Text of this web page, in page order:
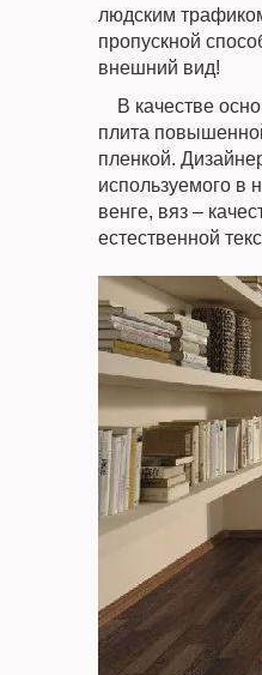
людским
пропускной
внешний вид!
В качестве
плита
пленкой.
используемого в
венге, вяз –
естественной